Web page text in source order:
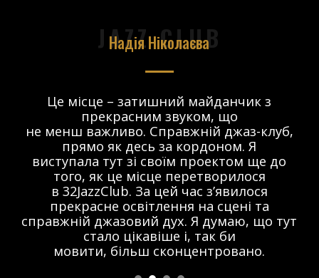
JAZZ CLUB
Надія Ніколаєва
Це місце – затишний майданчик з
прекрасним звуком, що
не менш важливо. Справжній джаз-клуб,
прямо як десь за кордоном. Я
виступала тут зі своїм проектом ще до
того, як це місце перетворилося
в 32JazzClub. За цей час з’явилося
прекрасне освітлення на сцені та
справжній джазовий дух. Я думаю, що тут
стало цікавіше і, так би
мовити, більш сконцентровано.